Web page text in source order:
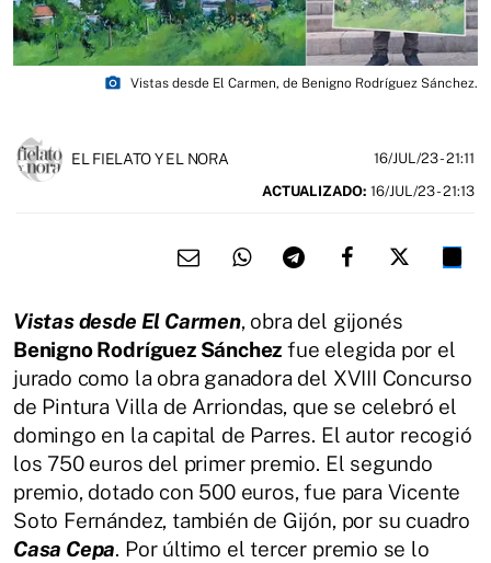
photo_camera Vistas desde El Carmen, de Benigno Rodríguez Sánchez.
EL FIELATO Y EL NORA 16/JUL/23- 21:11
ACTUALIZADO: 16/JUL/23 - 21:13
Vistas desde El Carmen, obra del gijonés
Benigno Rodríguez Sánchez fue elegida por el
jurado como la obra ganadora del XVIII Concurso
de Pintura Villa de Arriondas, que se celebró el
domingo en la capital de Parres. El autor recogió
los 750 euros del primer premio. El segundo
premio, dotado con 500 euros, fue para Vicente
Soto Fernández, también de Gijón, por su cuadro
Casa Cepa. Por último el tercer premio se lo